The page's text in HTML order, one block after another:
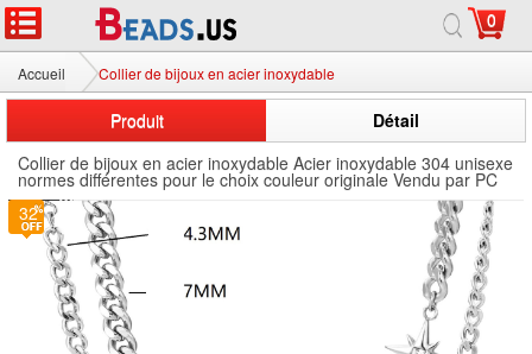
0
Accueil Collier de bijoux en acier inoxydable
Produit
Détail
Collier de bijoux en acier inoxydable Acier inoxydable 304 unisexe
normes différentes pour le choix couleur originale Vendu par PC
32